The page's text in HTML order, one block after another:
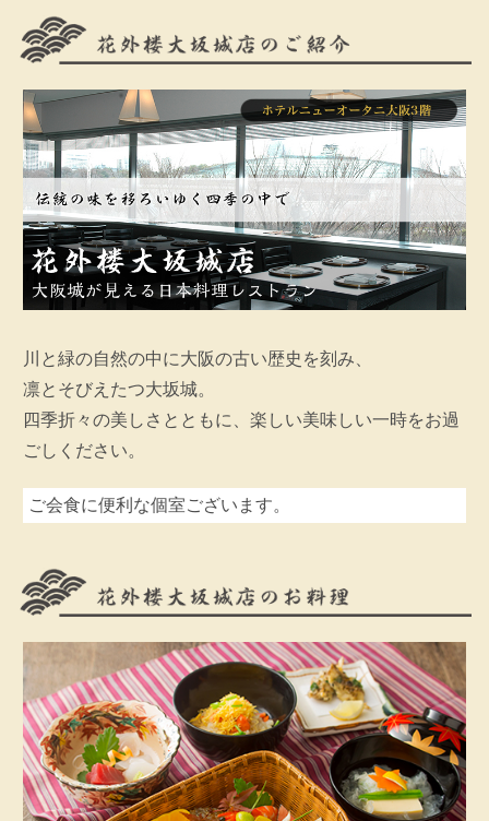
川と緑の自然の中に大阪の古い歴史を刻み、
凛とそびえたつ大坂城。
四季折々の美しさとともに、楽しい美味しい一時をお過
ごしください。
ご会食に便利な個室ございます。